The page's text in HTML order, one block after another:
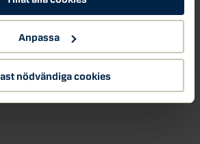
Anpassa
nödvändiga cookies